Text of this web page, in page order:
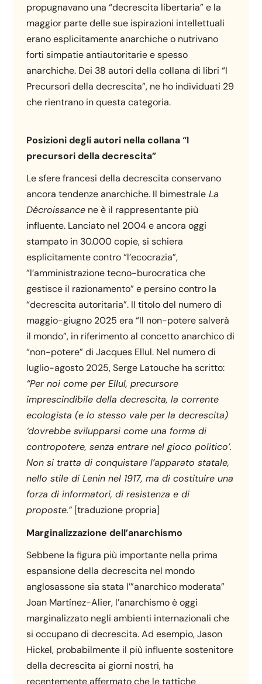
propugnavano una “decrescita libertaria” e la
maggior parte delle sue ispirazioni intellettuali
erano esplicitamente anarchiche o nutrivano
forti simpatie antiautoritarie e spesso
anarchiche. Dei 38 autori della collana di libri “I
Precursori della decrescita”, ne ho individuati 29
che rientrano in questa categoria.
Posizioni degli autori nella collana “I
precursori della decrescita”
Le sfere francesi della decrescita conservano
ancora tendenze anarchiche. Il bimestrale La
Décroissance ne è il rappresentante più
influente. Lanciato nel 2004 e ancora oggi
stampato in 30.000 copie, si schiera
esplicitamente contro “l’ecocrazia”, ​​
”l’amministrazione tecno-burocratica che
gestisce il razionamento” e persino contro la
“decrescita autoritaria”. Il titolo del numero di
maggio-giugno 2025 era “Il non-potere salverà
il mondo”, in riferimento al concetto anarchico di
“non-potere” di Jacques Ellul. Nel numero di
luglio-agosto 2025, Serge Latouche ha scritto:
“Per noi come per Ellul, precursore
imprescindibile della decrescita, la corrente
ecologista (e lo stesso vale per la decrescita)
‘dovrebbe svilupparsi come una forma di
contropotere, senza entrare nel gioco politico’.
Non si tratta di conquistare l’apparato statale,
nello stile di Lenin nel 1917, ma di costituire una
forza di informatori, di resistenza e di
proposte.”[traduzione propria]
Marginalizzazione dell’anarchismo
Sebbene la figura più importante nella prima
espansione della decrescita nel mondo
anglosassone sia stata l’”anarchico moderata”
Joan Martínez-Alier, l’anarchismo è oggi
marginalizzato negli ambienti internazionali che
si occupano di decrescita. Ad esempio, Jason
Hickel, probabilmente il più influente sostenitore
della decrescita ai giorni nostri, ha
recentemente affermato che le tattiche